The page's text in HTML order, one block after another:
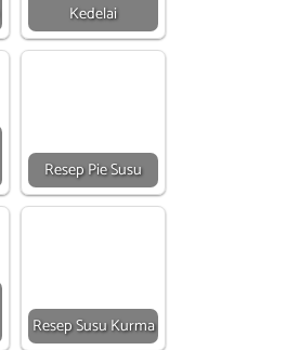
Kedelai
Resep Pie Susu
Resep Susu Kurma